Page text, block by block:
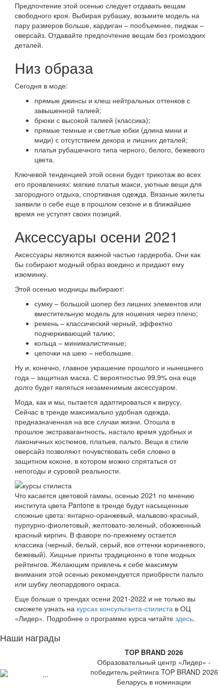
Предпочтение этой осенью следует отдавать вещам
свободного кроя. Выбирая рубашку, возьмите модель на
пару размеров больше, кардиган – пообъемнее, пиджак –
оверсайз. Отдавайте предпочтение вещам без громоздких
деталей.
Низ образа
Сегодня в моде:
прямые джинсы и клеш нейтральных оттенков с
завышенной талией;
брюки с высокой талией (классика);
прямые темные и светлые юбки (длина мини и
миди) с отсутствием декора и лишних деталей;
платья рубашечного типа черного, белого, бежевого
цвета.
Ключевой тенденцией этой осени будет трикотаж во всех
его проявлениях: мягкие платья макси, уютные вещи для
загородного отдыха, спортивная одежда. Вязаные жилеты
заявили о себе еще в прошлом сезоне и в ближайшее
время не уступят своих позиций.
Аксессуары осени 2021
Аксессуары являются важной частью гардероба. Они как
бы собирают модный образ воедино и придают ему
изюминку.
Этой осенью модницы выбирают:
сумку – большой шопер без лишних элементов или
вместительную модель для ношения через плечо;
ремень – классический черный, эффектно
подчеркивающий талию;
кольца – минималистичные;
цепочки на шею – небольшие.
Ну и, конечно, главное украшение прошлого и нынешнего
года – защитная маска. С вероятностью 99,9% она еще
долго будет являться незаменимым аксессуаром.
Мода, как и мы, пытается адаптироваться к вирусу.
Сейчас в тренде максимально удобная одежда,
предназначенная на все случаи жизни. Отошла в
прошлое экстравагантность, настало время удобных и
лаконичных костюмов, платьев, пальто. Вещи в стиле
оверсайз позволяют почувствовать себя словно в
защитном коконе, в котором можно спрятаться от
непогоды и суровой реальности.
Что касается цветовой гаммы, осенью 2021 по мнению
института цвета Pantone в тренде будут насыщенные
сложные цвета: янтарно-оранжевый, мальвово-красный,
пурпурно-фиолетовый, желтовато-зеленый, обожженный
красный кирпич. В фаворе по-прежнему остается
классика (черный, белый, серый, все оттенки коричневого,
бежевый). Хищные принты традиционно в топе модных
рейтингов. Желающим привлечь к себе максимум
внимания этой осенью рекомендуется приобрести пальто
или шубку леопардового окраса.
Еще больше о трендах осени 2021-2022 и не только вы
сможете узнать на курсах консультанта-стилиста в ОЦ
«Лидер». Подробнее о программе курса читайте здесь.
Наши награды
TOP BRAND 2026
Образовательный центр «Лидер» -
победитель рейтинга TOP BRAND 2026
Беларусь в номинации